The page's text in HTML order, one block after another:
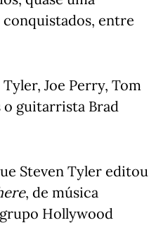
entre
Joe Perry, Tom
o guitarrista Brad
Steven Tyler editou
, de música
Hollywood